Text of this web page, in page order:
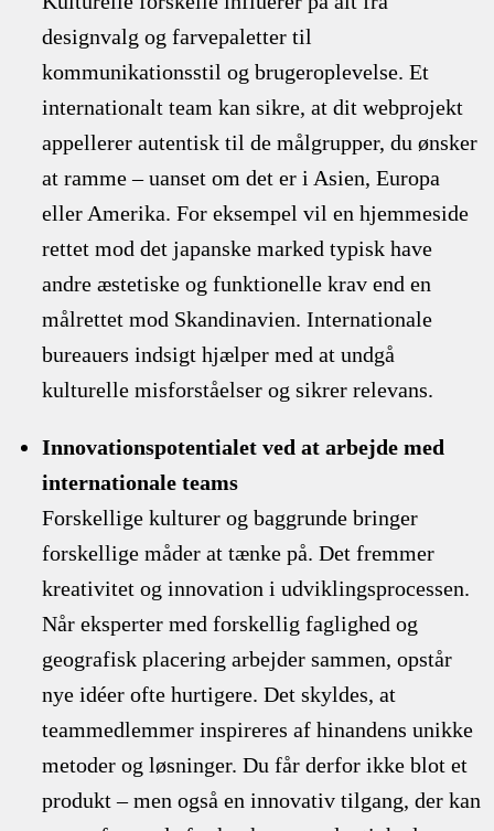
designvalg og farvepaletter til
kommunikationsstil og brugeroplevelse. Et
internationalt team kan sikre, at dit webprojekt
appellerer autentisk til de målgrupper, du ønsker
at ramme – uanset om det er i Asien, Europa
eller Amerika. For eksempel vil en hjemmeside
rettet mod det japanske marked typisk have
andre æstetiske og funktionelle krav end en
målrettet mod Skandinavien. Internationale
bureauers indsigt hjælper med at undgå
kulturelle misforståelser og sikrer relevans.
Innovationspotentialet ved at arbejde med
internationale teams
Forskellige kulturer og baggrunde bringer
forskellige måder at tænke på. Det fremmer
kreativitet og innovation i udviklingsprocessen.
Når eksperter med forskellig faglighed og
geografisk placering arbejder sammen, opstår
nye idéer ofte hurtigere. Det skyldes, at
teammedlemmer inspireres af hinandens unikke
metoder og løsninger. Du får derfor ikke blot et
produkt – men også en innovativ tilgang, der kan